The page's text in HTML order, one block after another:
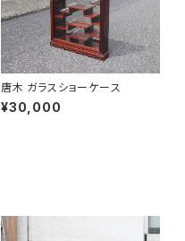
唐木 ガラスショーケース
¥30,000